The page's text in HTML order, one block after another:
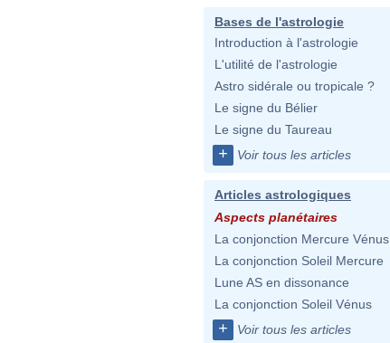
Bases de l'astrologie
Introduction à l'astrologie
L'utilité de l'astrologie
Astro sidérale ou tropicale ?
Le signe du Bélier
Le signe du Taureau
+ Voir tous les articles
Articles astrologiques
Aspects planétaires
La conjonction Mercure Vénus
La conjonction Soleil Mercure
Lune AS en dissonance
La conjonction Soleil Vénus
+ Voir tous les articles